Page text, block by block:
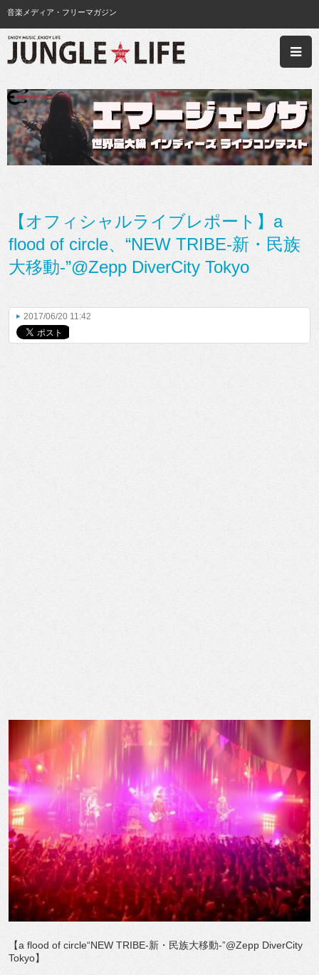
音楽メディア・フリーマガジン
【オフィシャルライブレポート】a
flood of circle、“NEW TRIBE-新・民族
大移動-”@Zepp DiverCity Tokyo
2017/06/20 11:42
【a flood of circle“NEW TRIBE-新・民族大移動-”@Zepp DiverCity
Tokyo】